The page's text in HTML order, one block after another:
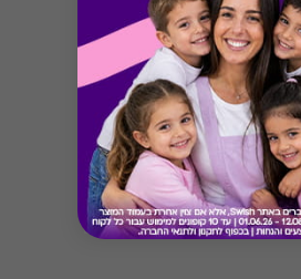
לתנאים והגבלות באתר המקור